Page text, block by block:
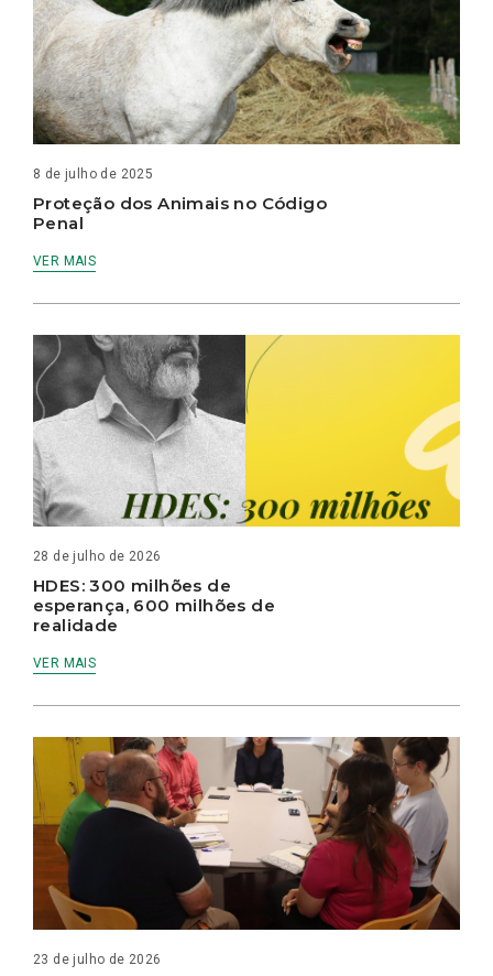
8 de julho de 2025
Proteção dos Animais no Código
Penal
VER MAIS
28 de julho de 2026
HDES: 300 milhões de
esperança, 600 milhões de
realidade
VER MAIS
23 de julho de 2026